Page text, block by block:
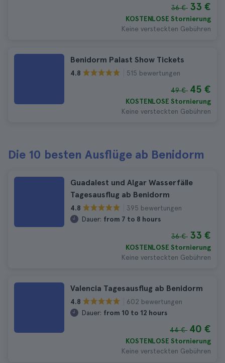
36 € 33 €
KOSTENLOSE Stornierung
Keine versteckten Gebühren
Benidorm Palast Show Tickets
4.8 515 bewertungen
49 € 45 €
KOSTENLOSE Stornierung
Keine versteckten Gebühren
Die 10 besten Ausflüge ab Benidorm
Guadalest und Algar Wasserfälle
Tagesausflug ab Benidorm
4.8
395 bewertungen
Dauer: from 7 to 8 hours
36 € 33 €
KOSTENLOSE Stornierung
Keine versteckten Gebühren
Valencia Tagesausflug ab Benidorm
4.8
602 bewertungen
Dauer: from 10 to 12 hours
44 € 40 €
KOSTENLOSE Stornierung
Keine versteckten Gebühren